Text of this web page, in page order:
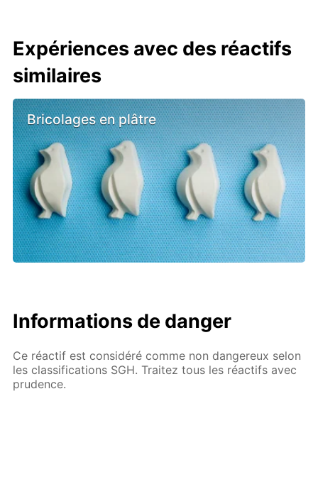
Expériences avec des réactifs
similaires
Bricolages en plâtre
Informations de danger
Ce réactif est considéré comme non dangereux selon
les classifications SGH. Traitez tous les réactifs avec
prudence.